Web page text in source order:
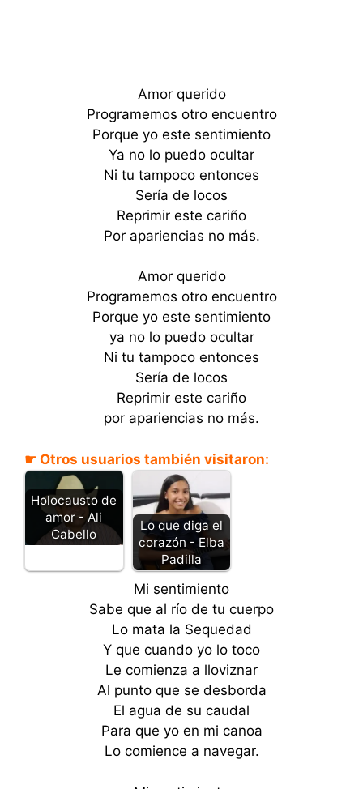
Amor querido
Programemos otro encuentro
Porque yo este sentimiento
Ya no lo puedo ocultar
Ni tu tampoco entonces
Sería de locos
Reprimir este cariño
Por apariencias no más.
Amor querido
Programemos otro encuentro
Porque yo este sentimiento
ya no lo puedo ocultar
Ni tu tampoco entonces
Sería de locos
Reprimir este cariño
por apariencias no más.
☛ Otros usuarios también visitaron:
Holocausto de
amor - Ali
Cabello
Lo que diga el
corazón - Elba
Padilla
Mi sentimiento
Sabe que al río de tu cuerpo
Lo mata la Sequedad
Y que cuando yo lo toco
Le comienza a lloviznar
Al punto que se desborda
El agua de su caudal
Para que yo en mi canoa
Lo comience a navegar.